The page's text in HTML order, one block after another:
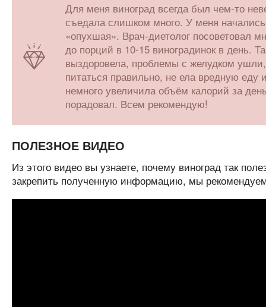
Для меня виноград всегда был чем-то
съедала слишком много. У меня
«опухшая». Врач-диетолог посоветовал
до порций в 10-15 виноградинок в день.
выздоровела, проблемы с желудком
питаться правильно, не ела вредную
немного увеличила объём калорий за
порадовал. Всем рекомендую!
ПОЛЕЗНОЕ ВИДЕО
Из этого видео вы узнаете, почему виноград так
закрепить полученную информацию, мы